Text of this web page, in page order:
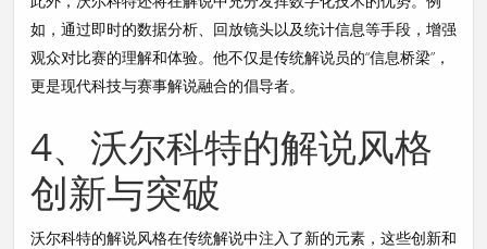
如，通过即时的数据分析、回放镜头以及统计信息等手段，增强
观众对比赛的理解和体验。他不仅是传统解说员的“信息桥梁”，
更是现代科技与赛事解说融合的倡导者。
4、沃尔科特的解说风格
创新与突破
沃尔科特的解说风格在传统解说中注入了新的元素，这些创新和